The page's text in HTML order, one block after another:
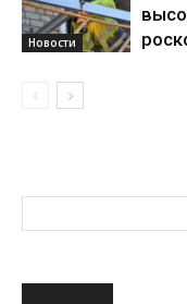
Новости